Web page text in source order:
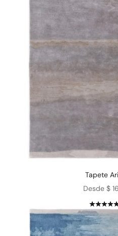
Tapete
Precio de
Desde $